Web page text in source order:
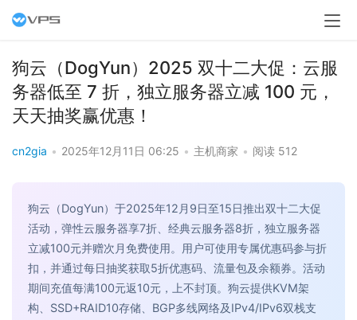
狗云（DogYun）2025 双十二大促：云服
务器低至 7 折，独立服务器立减 100 元，
天天抽奖赢优惠！
cn2gia • 2025年12月11日 06:25 • 主机商家 • 阅读 512
狗云（DogYun）于2025年12月9日至15日推出双十二大促
活动，弹性云服务器享7折、经典云服务器8折，独立服务器
立减100元并赠次月免费使用。用户可使用专属优惠码参与折
扣，并通过每日抽奖获取5折优惠码、流量包及余额券。活动
期间充值每满100元返10元，上不封顶。狗云提供KVM架
构、SSD+RAID10存储、BGP多线网络及IPv4/IPv6双栈支